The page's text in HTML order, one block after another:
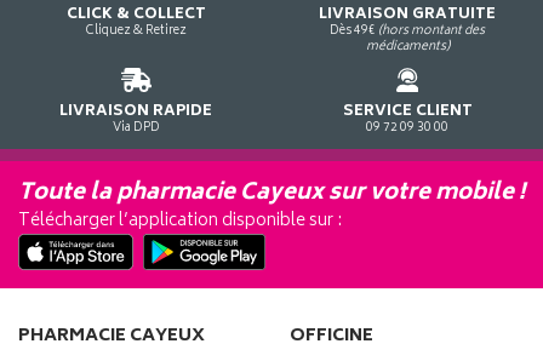
CLICK & COLLECT
Cliquez & Retirez
LIVRAISON GRATUITE
Dès 49€ (hors montant des
médicaments)
LIVRAISON RAPIDE
Via DPD
SERVICE CLIENT
09 72 09 30 00
Toute la pharmacie Cayeux sur votre mobile !
Télécharger l’application disponible sur :
PHARMACIE CAYEUX OFFICINE